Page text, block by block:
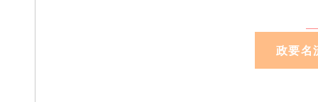
政要名